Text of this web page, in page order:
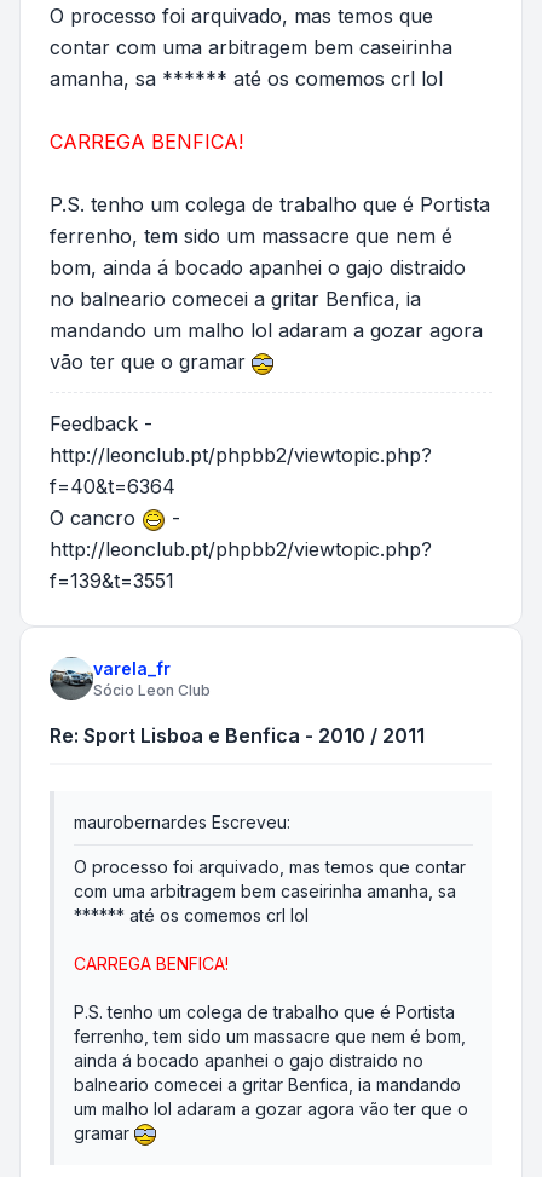
O processo foi arquivado, mas temos que
contar com uma arbitragem bem caseirinha
amanha, sa ****** até os comemos crl lol
CARREGA BENFICA!
P.S. tenho um colega de trabalho que é Portista
ferrenho, tem sido um massacre que nem é
bom, ainda á bocado apanhei o gajo distraido
no balneario comecei a gritar Benfica, ia
mandando um malho lol adaram a gozar agora
vão ter que o gramar
Feedback -
http://leonclub.pt/phpbb2/viewtopic.php?
f=40&t=6364
O cancro
-
http://leonclub.pt/phpbb2/viewtopic.php?
f=139&t=3551
varela_fr
Sócio Leon Club
Re: Sport Lisboa e Benfica - 2010 / 2011
maurobernardes Escreveu:
O processo foi arquivado, mas temos que contar
com uma arbitragem bem caseirinha amanha, sa
****** até os comemos crl lol
CARREGA BENFICA!
P.S. tenho um colega de trabalho que é Portista
ferrenho, tem sido um massacre que nem é bom,
ainda á bocado apanhei o gajo distraido no
balneario comecei a gritar Benfica, ia mandando
um malho lol adaram a gozar agora vão ter que o
gramar